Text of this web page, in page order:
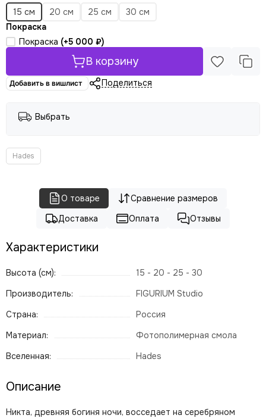
15 см
20 см 25 см
30 см
Покраска
Покраска (+5 000 ₽)
В корзину
Добавить в вишлист Поделиться
Выбрать
Hades
О товаре
Сравнение размеров
Доставка
Оплата Отзывы
Характеристики
Высота (см):
15 - 20 - 25 - 30
Производитель:
FIGURIUM Studio
Страна:
Россия
Материал:
Фотополимерная смола
Вселенная:
Hades
Описание
Никта, древняя богиня ночи, восседает на серебряном